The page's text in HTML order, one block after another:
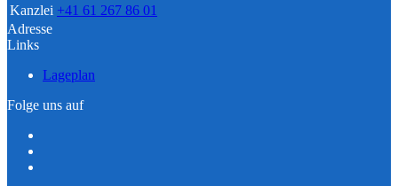
Kanzlei +41 61 267 86 01
Adresse
Links
Lageplan
Folge uns auf